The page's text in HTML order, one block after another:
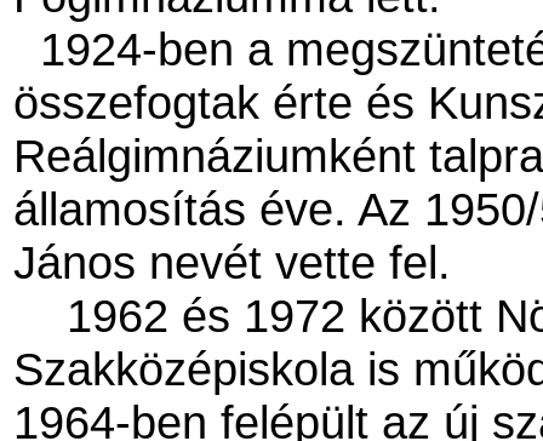
1924-ben a
összefogtak érte és
Reálgimnáziumként
államosítás éve. Az
János nevét vette fel.
1962 és 1972 között
Szakközépiskola is
1964-ben felépült az új